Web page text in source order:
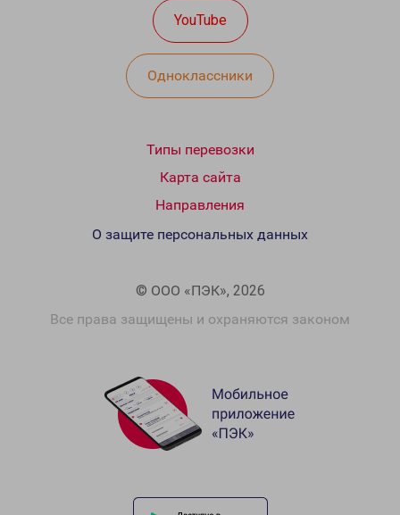
YouTube
Одноклассники
Типы перевозки
Карта сайта
Направления
© ООО «ПЭК», 2026
Все права защищены и охраняются законом
О защите персональных данных